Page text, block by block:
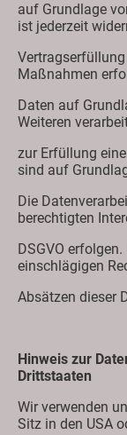
auf Grundlage
ist jederzeit
Maßnahmen
Daten auf
Weiteren
zur Erfüllung
sind auf
Die
berechtigten
DSGVO
einschlägigen
Absätzen dieser
Hinweis zur
Drittstaaten
Wir verwenden
Sitz in den USA